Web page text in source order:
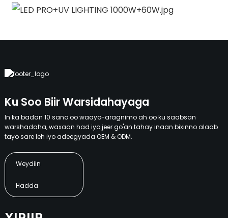
Ku Soo Biir Warsidahayaga
In ka badan 10 sano oo waayo-aragnimo ah oo ku saabsan
warshadaha, waxaan had iyo jeer go'an tahay inaan bixinno alaab
tayo sare leh iyo adeegyada OEM & ODM.
Weydiin
Hadda